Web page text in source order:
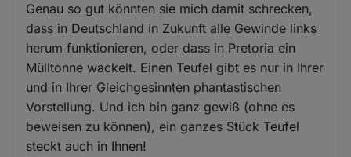
Genau so gut könnten sie mich damit schrecken,
dass in Deutschland in Zukunft alle Gewinde links
herum funktionieren, oder dass in Pretoria ein
Mülltonne wackelt. Einen Teufel gibt es nur in Ihrer
und in Ihrer Gleichgesinnten phantastischen
Vorstellung. Und ich bin ganz gewiß (ohne es
beweisen zu können), ein ganzes Stück Teufel
steckt auch in Ihnen!